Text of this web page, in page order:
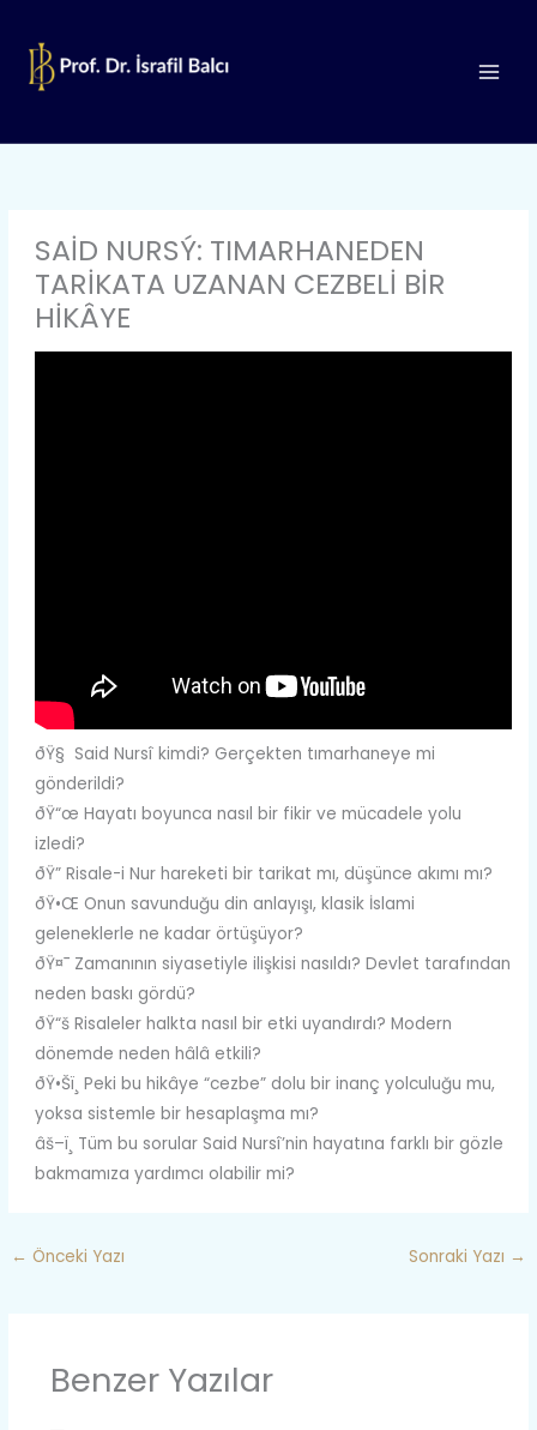
atla
SAİD NURSÝ: TIMARHANEDEN
TARİKATA UZANAN CEZBELİ BİR
HİKÂYE
ðŸ§ Said Nursî kimdi? Gerçekten tımarhaneye mi
gönderildi?
ðŸ“œ Hayatı boyunca nasıl bir fikir ve mücadele yolu
izledi?
ðŸ” Risale-i Nur hareketi bir tarikat mı, düşünce akımı mı?
ðŸ•Œ Onun savunduğu din anlayışı, klasik İslami
geleneklerle ne kadar örtüşüyor?
ðŸ¤¯ Zamanının siyasetiyle ilişkisi nasıldı? Devlet tarafından
neden baskı gördü?
ðŸ“š Risaleler halkta nasıl bir etki uyandırdı? Modern
dönemde neden hâlâ etkili?
ðŸ•Šï¸ Peki bu hikâye “cezbe” dolu bir inanç yolculuğu mu,
yoksa sistemle bir hesaplaşma mı?
âš–ï¸ Tüm bu sorular Said Nursî’nin hayatına farklı bir gözle
bakmamıza yardımcı olabilir mi?
← Önceki Yazı Sonraki Yazı →
Benzer Yazılar